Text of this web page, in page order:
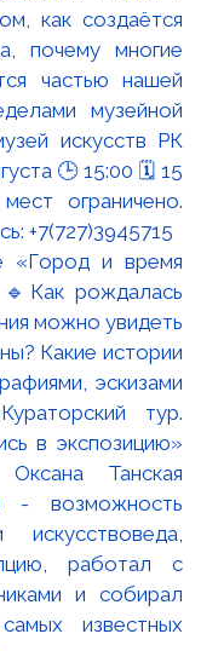
«Город и время
рождалась
можно увидеть
Какие истории
эскизами
тур.
в экспозицию»
Танская
- возможность
работал с
и собирал
известных